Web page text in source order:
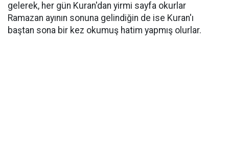
gelerek, her gün Kuran'dan yirmi sayfa okurlar
Ramazan ayının sonuna gelindiğin de ise Kuran'ı
baştan sona bir kez okumuş hatim yapmış olurlar.